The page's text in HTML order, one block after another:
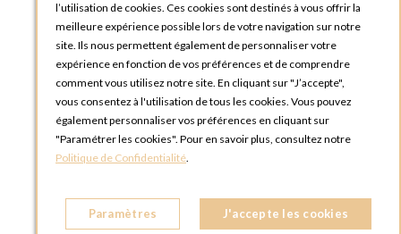
OPTIONS LUXEMBOURG
13 rue Paul Rischard
5324 Contern
LUXEMBOURG
BOUTIQUE OPTIONS LUXEMBOURG
l’utilisation de cookies. Ces cookies sont destinés à vous offrir la
meilleure expérience possible lors de votre navigation sur notre
site. Ils nous permettent également de personnaliser votre
expérience en fonction de vos préférences et de comprendre
comment vous utilisez notre site. En cliquant sur "J’accepte",
vous consentez à l'utilisation de tous les cookies. Vous pouvez
également personnaliser vos préférences en cliquant sur
"Paramétrer les cookies". Pour en savoir plus, consultez notre
Politique de Confidentialité.
Paramètres J'accepte les cookies